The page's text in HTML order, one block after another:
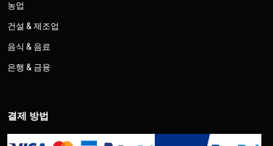
농업
건설 & 제조업
음식 & 음료
은행 & 금융
결제 방법